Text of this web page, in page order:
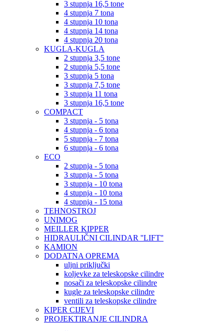
3 stupnja 16,5 tone
4 stupnja 7 tona
4 stupnja 10 tona
4 stupnja 14 tona
4 stupnja 20 tona
KUGLA-KUGLA
2 stupnja 3,5 tone
2 stupnja 5,5 tone
3 stupnja 5 tona
3 stupnja 7,5 tone
3 stupnja 11 tona
3 stupnja 16,5 tone
COMPACT
3 stupnja - 5 tona
4 stupnja - 6 tona
5 stupnja - 7 tona
6 stupnja - 6 tona
ECO
2 stupnja - 5 tona
3 stupnja - 5 tona
3 stupnja - 10 tona
4 stupnja - 10 tona
4 stupnja - 15 tona
TEHNOSTROJ
UNIMOG
MEILLER KIPPER
HIDRAULIČNI CILINDAR ''LIFT''
KAMION
DODATNA OPREMA
uljni priključki
koljevke za teleskopske cilindre
nosači za teleskopske cilindre
kugle za teleskopske cilindre
ventili za teleskopske cilindre
KIPER CIJEVI
PROJEKTIRANJE CILINDRA